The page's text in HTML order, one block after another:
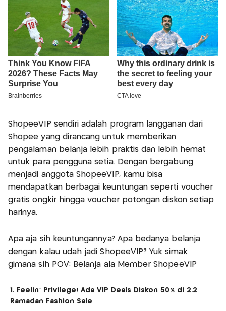
ShopeeVIP sendiri adalah program langganan dari
Shopee yang dirancang untuk memberikan
pengalaman belanja lebih praktis dan lebih hemat
untuk para pengguna setia. Dengan bergabung
menjadi anggota ShopeeVIP, kamu bisa
mendapatkan berbagai keuntungan seperti voucher
gratis ongkir hingga voucher potongan diskon setiap
harinya.
Apa aja sih keuntungannya? Apa bedanya belanja
dengan kalau udah jadi ShopeeVIP? Yuk simak
gimana sih POV: Belanja ala Member ShopeeVIP
1. Feelin’ Privilege! Ada VIP Deals Diskon 50% di 2.2
Ramadan Fashion Sale